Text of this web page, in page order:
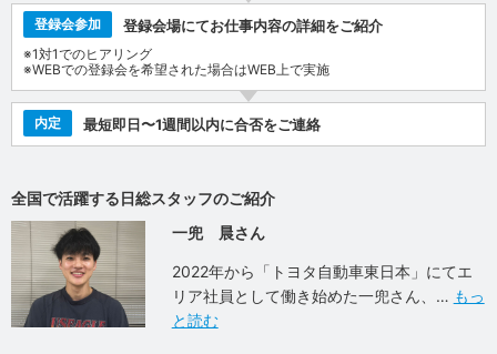
登録会参加 登録会場にてお仕事内容の詳細をご紹介
※1対1でのヒアリング
※WEBでの登録会を希望された場合はWEB上で実施
内定 最短即日〜1週間以内に合否をご連絡
全国で活躍する日総スタッフのご紹介
一兜 晨さん
2022年から「トヨタ自動車東日本」にてエ
リア社員として働き始めた一兜さん、
もっ
と読む